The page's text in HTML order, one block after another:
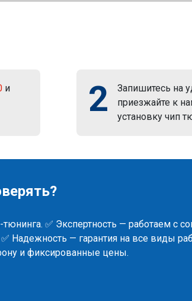
и
2
Запишитесь на
приезжайте к
установку чип
✅ Экспертность — работаем с
Надежность — гарантия на все виды
и фиксированные цены.